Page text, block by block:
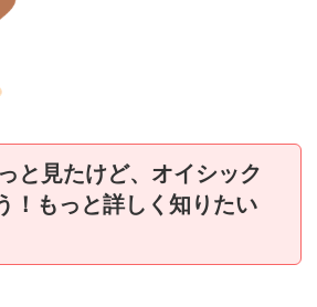
と見たけど、オイシック
！もっと詳しく知りたい